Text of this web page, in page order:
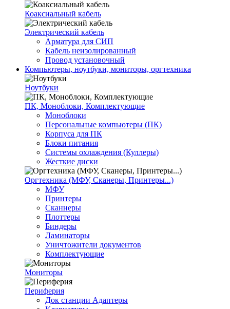
Коаксиальный кабель
Электрический кабель
Арматура для СИП
Кабель неизолированный
Провод установочный
Компьютеры, ноутбуки, мониторы, оргтехника
Ноутбуки
ПК, Моноблоки, Комплектующие
Моноблоки
Персональные компьютеры (ПК)
Корпуса для ПК
Блоки питания
Системы охлаждения (Куллеры)
Жесткие диски
Оргтехника (МФУ, Сканеры, Принтеры...)
МФУ
Принтеры
Сканнеры
Плоттеры
Биндеры
Ламинаторы
Уничтожители документов
Комплектующие
Мониторы
Периферия
Док станции Адаптеры